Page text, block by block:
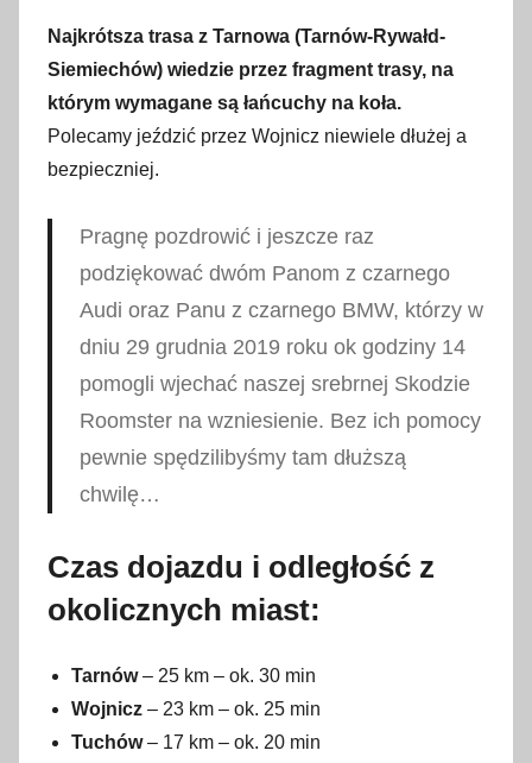
Najkrótsza trasa z Tarnowa (Tarnów-Rywałd-
Siemiechów) wiedzie przez fragment trasy, na
którym wymagane są łańcuchy na koła.
Polecamy jeździć przez Wojnicz niewiele dłużej a
bezpieczniej.
Pragnę pozdrowić i jeszcze raz
podziękować dwóm Panom z czarnego
Audi oraz Panu z czarnego BMW, którzy w
dniu 29 grudnia 2019 roku ok godziny 14
pomogli wjechać naszej srebrnej Skodzie
Roomster na wzniesienie. Bez ich pomocy
pewnie spędzilibyśmy tam dłuższą
chwilę…
Czas dojazdu i odległość z
okolicznych miast:
Tarnów– 25 km – ok. 30 min
Wojnicz – 23 km – ok. 25 min
Tuchów– 17 km – ok. 20 min